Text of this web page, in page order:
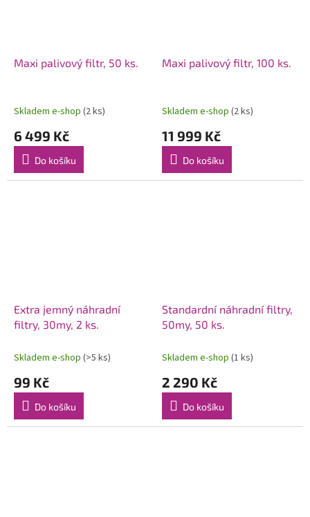
Maxi palivový filtr, 50 ks.
Skladem e-shop (2 ks)
6 499 Kč
Do košíku
Maxi palivový filtr, 100 ks.
Skladem e-shop (2 ks)
11 999 Kč
Do košíku
Extra jemný náhradní
filtry, 30my, 2 ks.
Skladem e-shop (>5 ks)
99 Kč
Do košíku
Standardní náhradní filtry,
50my, 50 ks.
Skladem e-shop (1 ks)
2 290 Kč
Do košíku